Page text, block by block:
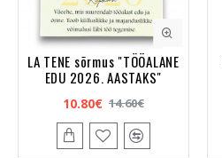
LA TENE sõrmus "TÖÖALANE
EDU 2026. AASTAKS"
10.80€ 14.60€